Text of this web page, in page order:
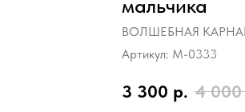
мальчика
ВОЛШЕБНАЯ
Артикул: M-0333
3 300 р. 4 000